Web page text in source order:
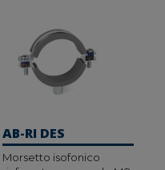
AB-RI DES
Morsetto isofonico